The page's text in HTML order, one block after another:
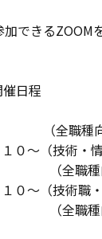
できる
日程
全職種向
～（技術・情
（全職種向
～（技術職・
（全職種向